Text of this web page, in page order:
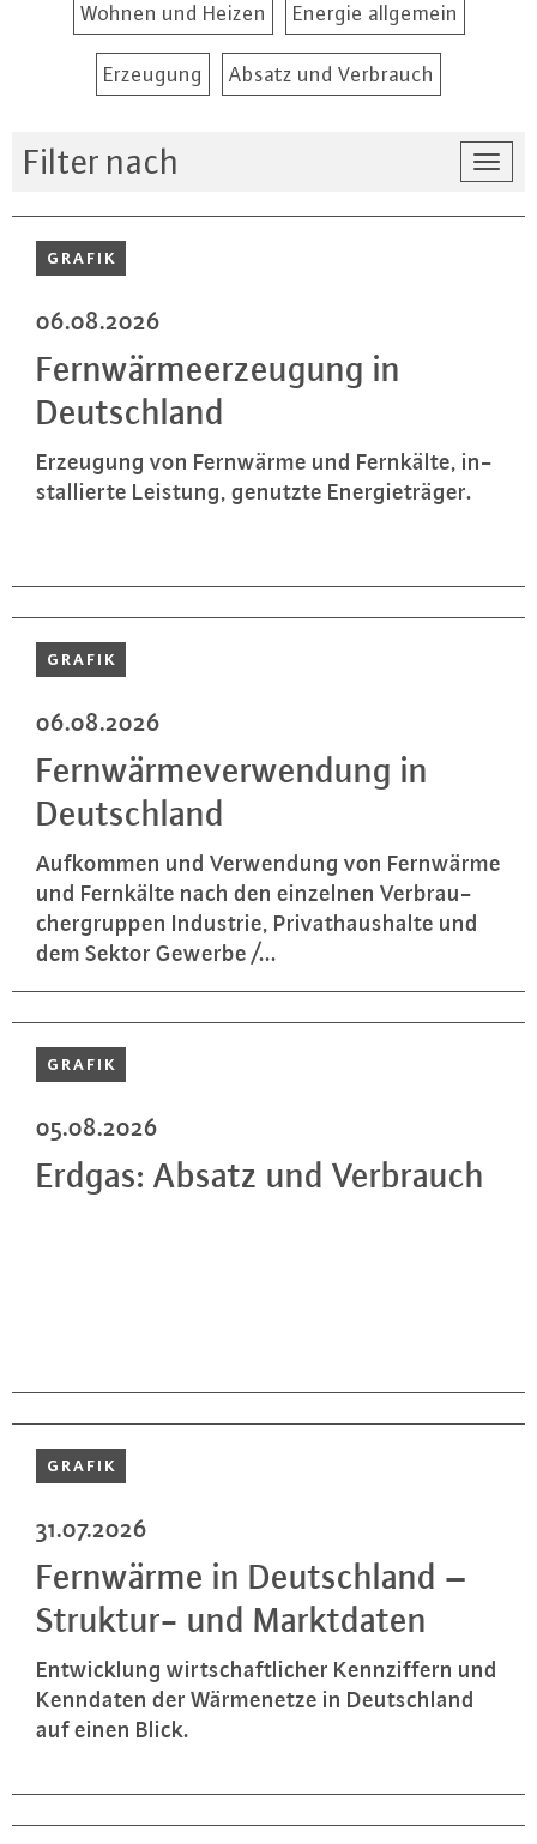
Wohnen und Heizen Energie allgemein
Erzeugung Absatz und Verbrauch
Filter nach
GRAFIK
06.08.2026
Fern­wär­me­er­zeu­gung in
Deutsch­land
Erzeugung von Fernwärme und Fernkälte, in­
stal­lier­te Leistung, genutzte En­er­gie­trä­ger.
GRAFIK
06.08.2026
Fern­wär­me­ver­wen­dung in
Deutsch­land
Aufkommen und Ver­wen­dung von Fernwärme
und Fernkälte nach den einzelnen Ver­brau­
cher­grup­pen Industrie, Pri­vat­haus­hal­te und
dem Sektor Gewerbe /...
GRAFIK
05.08.2026
Erdgas: Absatz und Verbrauch
GRAFIK
31.07.2026
Fernwärme in Deutsch­land –
Struktur- und Markt­da­ten
Ent­wick­lung wirt­schaft­li­cher Kenn­zif­fern und
Kenndaten der Wär­me­net­ze in Deutsch­land
auf einen Blick.